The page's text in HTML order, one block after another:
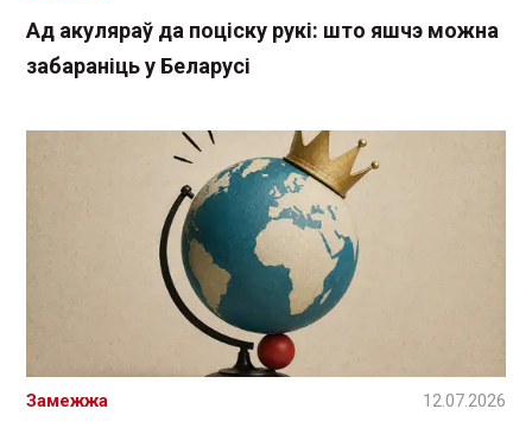
Ад акуляраў да поціску рукі: што яшчэ можна
забараніць у Беларусі
Замежжа 12.07.2026